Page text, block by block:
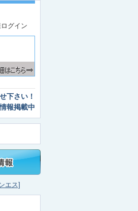
グイン
下さい！
報掲載中
エス]